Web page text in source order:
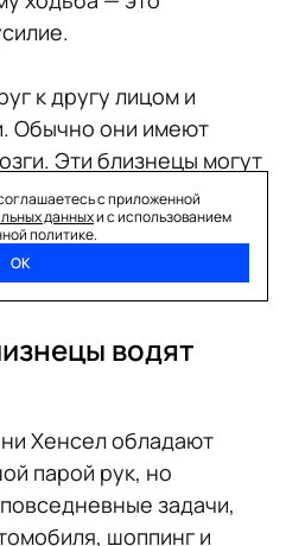
к другу лицом и
Обычно они имеют
Эти близнецы могут
или мочевой
случае сложна, но все
водят
Хенсел обладают
парой рук, но
задачи,
шоппинг и
с приложенной
данныхи с использованием
политике.
ОК